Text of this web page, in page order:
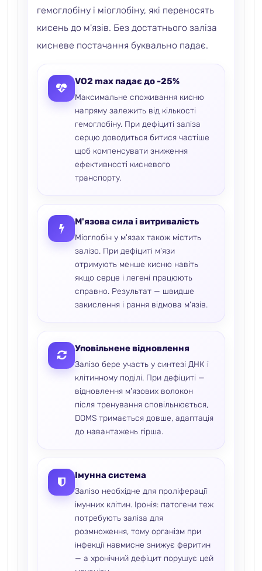
гемоглобіну і міоглобіну, які переносять
кисень до м'язів. Без достатнього заліза
кисневе постачання буквально падає.
VO2 max падає до -25%
Максимальне споживання кисню
напряму залежить від кількості
гемоглобіну. При дефіциті заліза
серцю доводиться битися частіше
щоб компенсувати зниження
ефективності кисневого
транспорту.
М'язова сила і витривалість
Міоглобін у м'язах також містить
залізо. При дефіциті м'язи
отримують менше кисню навіть
якщо серце і легені працюють
справно. Результат — швидше
закислення і рання відмова м'язів.
Уповільнене відновлення
Залізо бере участь у синтезі ДНК і
клітинному поділі. При дефіциті —
відновлення м'язових волокон
після тренування сповільнюється,
DOMS тримається довше, адаптація
до навантажень гірша.
Імунна система
Залізо необхідне для проліферації
імунних клітин. Іронія: патогени теж
потребують заліза для
розмноження, тому організм при
інфекції навмисне знижує феритин
— а хронічний дефіцит порушує цей